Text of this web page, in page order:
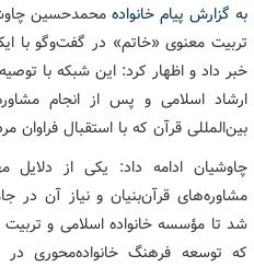
به گزارش پیام خانواده محمدحسین
تربیت معنوی «خاتم» در گفت‌وگو با
خبر داد و اظهار کرد: این شبکه با
ارشاد اسلامی و پس از انجام
بین‌المللی قرآن که با استقبال
چاوشیان ادامه داد: یکی از دلایل
مشاوره‌های قرآن‌بنیان و نیاز آن در
شد تا مؤسسه خانواده اسلامی و
که توسعه فرهنگ خانواده‌محوری